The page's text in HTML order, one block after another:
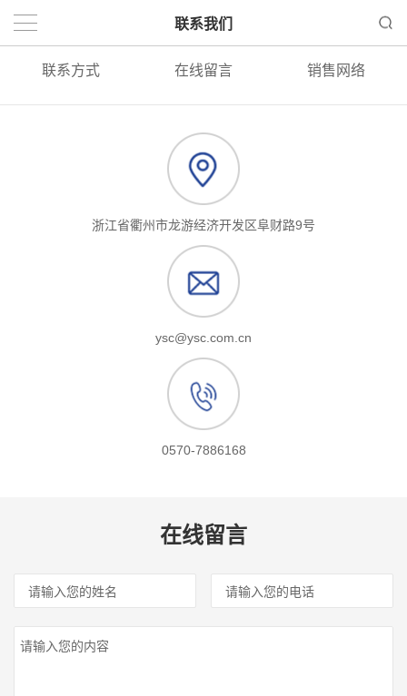
联系我们
联系方式 在线留言 销售网络
浙江省衢州市龙游经济开发区阜财路9号
ysc@ysc.com.cn
0570-7886168
在线留言